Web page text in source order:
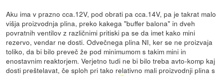
Aku ima v prazno cca.12V, pod obrati pa cca.14V, pa je takrat malo
višja proizvodnja plina, preko kakega "buffer balona" in dveh
povratnih ventilov z različnimi pritiski pa se da imet kako mini
rezervo, vendar ne dosti. Odvečnega plina NI, ker se ne proizvaja
toliko, da bi bilo preveč že pod minimumom s takim mini in
enostavnim reaktorjem. Verjetno tudi ne bi bilo treba avto-komp kaj
dosti preštelavat, če sploh pri tako relativno mali proizvodnji plina s